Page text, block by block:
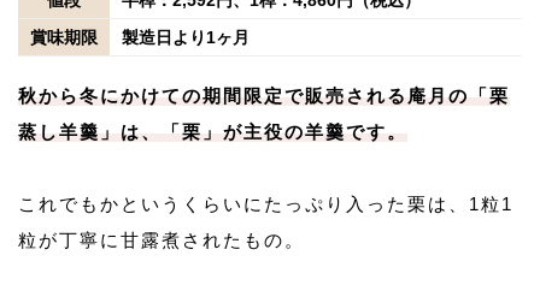
賞味期限
製造日より1ヶ月
秋から冬にかけての期間限定で販売される庵月の「栗
蒸し羊羹」は、「栗」が主役の羊羹です。
これでもかというくらいにたっぷり入った栗は、1粒1
粒が丁寧に甘露煮されたもの。